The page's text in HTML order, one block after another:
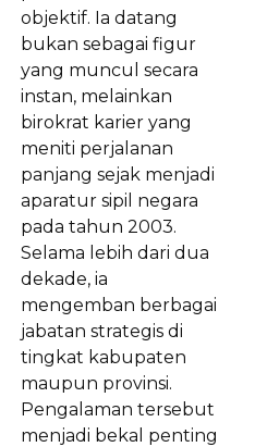
objektif. Ia datang
bukan sebagai figur
yang muncul secara
instan, melainkan
birokrat karier yang
meniti perjalanan
panjang sejak menjadi
aparatur sipil negara
pada tahun 2003.
Selama lebih dari dua
dekade, ia
mengemban berbagai
jabatan strategis di
tingkat kabupaten
maupun provinsi.
Pengalaman tersebut
menjadi bekal penting